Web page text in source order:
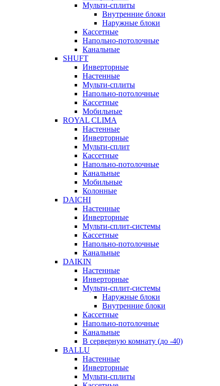
Мульти-сплиты
Внутренние блоки
Наружные блоки
Кассетные
Напольно-потолочные
Канальные
SHUFT
Инверторные
Настенные
Мульти-сплиты
Напольно-потолочные
Кассетные
Мобильные
ROYAL CLIMA
Настенные
Инверторные
Мульти-сплит
Кассетные
Напольно-потолочные
Канальные
Мобильные
Колонные
DAICHI
Настенные
Инверторные
Мульти-сплит-системы
Кассетные
Напольно-потолочные
Канальные
DAIKIN
Настенные
Инверторные
Мульти-сплит-системы
Наружные блоки
Внутренние блоки
Кассетные
Напольно-потолочные
Канальные
В серверную комнату (до -40)
BALLU
Настенные
Инверторные
Мульти-сплиты